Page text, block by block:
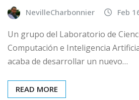
NevilleCharbonnier Feb
Un grupo del Laboratorio de
Computación e Inteligencia
acaba de desarrollar un nuevo…
READ MORE